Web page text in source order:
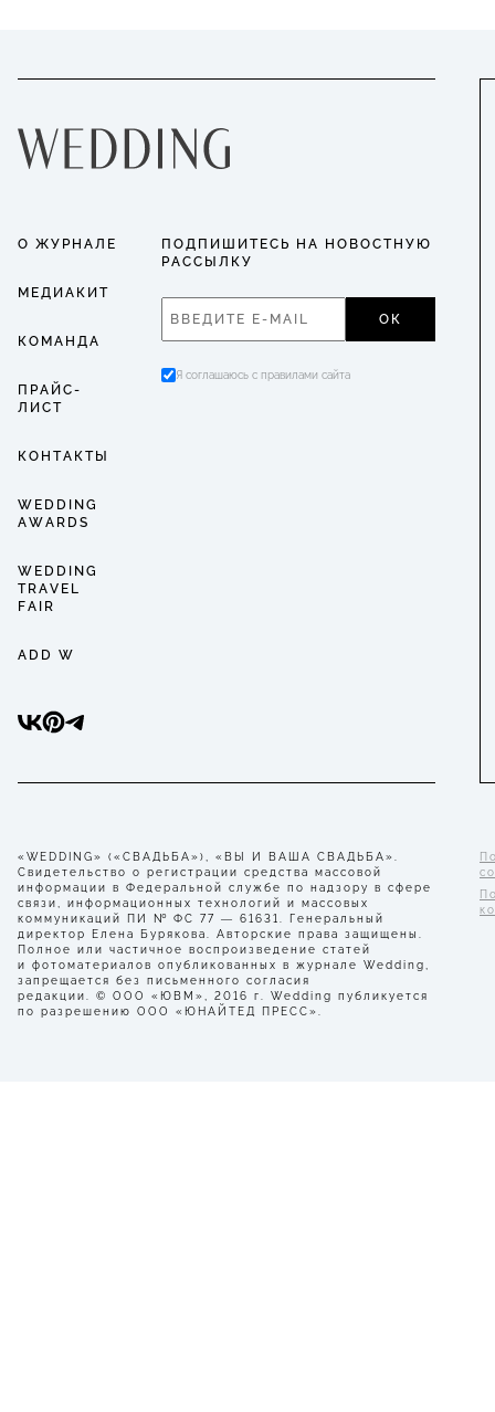
О ЖУРНАЛЕ
МЕДИАКИТ
КОМАНДА
ПРАЙС-
ЛИСТ
КОНТАКТЫ
WEDDING
AWARDS
WEDDING
TRAVEL
FAIR
ADD W
ПОДПИШИТЕСЬ НА НОВОСТНУЮ
РАССЫЛКУ
ОК
Я соглашаюсь с правилами сайта
«WEDDING» («СВАДЬБА»), «ВЫ И ВАША СВАДЬБА».
Свидетельство о регистрации средства массовой
информации в Федеральной службе по надзору в сфере
связи, информационных технологий и массовых
коммуникаций ПИ № ФС 77 — 61631. Генеральный
директор Елена Бурякова. Авторские права защищены.
Полное или частичное воспроизведение статей
и фотоматериалов опубликованных в журнале Wedding,
запрещается без письменного согласия
редакции. © ООО «ЮВМ», 2016 г. Wedding публикуется
по разрешению ООО «ЮНАЙТЕД ПРЕСС».